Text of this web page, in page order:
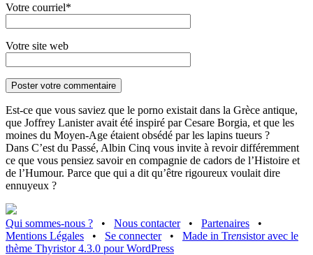
Votre courriel*
Votre site web
Est-ce que vous saviez que le porno existait dans la Grèce antique,
que Joffrey Lanister avait été inspiré par Cesare Borgia, et que les
moines du Moyen-Age étaient obsédé par les lapins tueurs ?
Dans C’est du Passé, Albin Cinq vous invite à revoir différemment
ce que vous pensiez savoir en compagnie de cadors de l’Histoire et
de l’Humour. Parce que qui a dit qu’être rigoureux voulait dire
ennuyeux ?
Qui sommes-nous ? • Nous contacter • Partenaires
•
Mentions Légales
• Se connecter • Made in Trensistor avec le
thème Thyristor 4.3.0 pour WordPress